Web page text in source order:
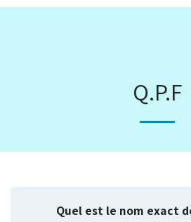
Q.P.F
Quel est le nom exact